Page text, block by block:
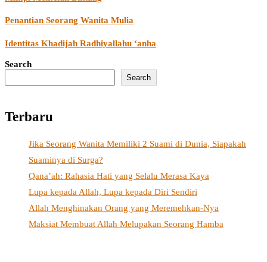
Penantian Seorang Wanita Mulia
Identitas Khadijah Radhiyallahu ‘anha
Search
Search
Terbaru
Jika Seorang Wanita Memiliki 2 Suami di Dunia, Siapakah
Suaminya di Surga?
Qana’ah: Rahasia Hati yang Selalu Merasa Kaya
Lupa kepada Allah, Lupa kepada Diri Sendiri
Allah Menghinakan Orang yang Meremehkan-Nya
Maksiat Membuat Allah Melupakan Seorang Hamba